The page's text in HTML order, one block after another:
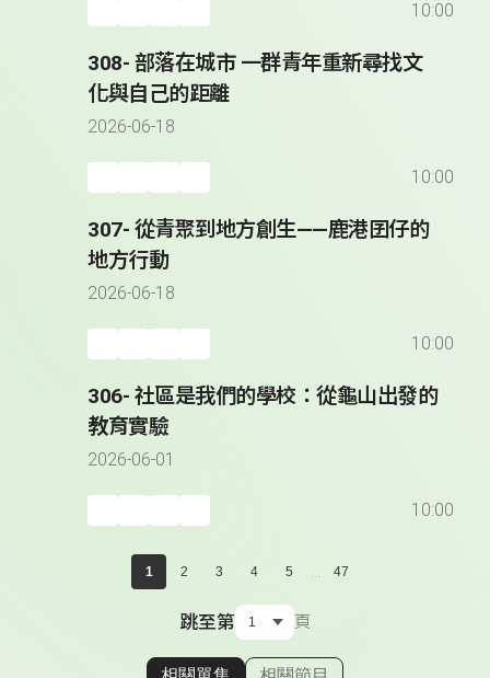
10:00
308- 部落在城市 一群青年重新尋找文
化與自己的距離
2026-06-18
10:00
307- 從青聚到地方創生——鹿港囝仔的
地方行動
2026-06-18
10:00
306- 社區是我們的學校：從龜山出發的
教育實驗
2026-06-01
10:00
1 2 3 4 5 ... 47
跳至第 頁